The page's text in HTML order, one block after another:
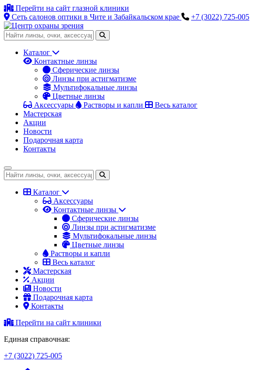
Перейти на сайт глазной клиники
Сеть салонов оптики в Чите и Забайкальском крае
+7 (3022) 725-005
Каталог
Контактные линзы
Сферические линзы
Линзы при астигматизме
Мультифокальные линзы
Цветные линзы
Аксессуары
Растворы и капли
Весь каталог
Мастерская
Акции
Новости
Подарочная карта
Контакты
Каталог
Аксессуары
Контактные линзы
Сферические линзы
Линзы при астигматизме
Мультифокальные линзы
Цветные линзы
Растворы и капли
Весь каталог
Мастерская
Акции
Новости
Подарочная карта
Контакты
Перейти на сайт клиники
Единая справочная:
+7 (3022) 725-005